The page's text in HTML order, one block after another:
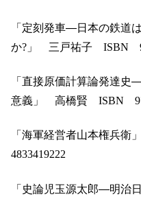
「定刻発車―日本の鉄道
か? 」 三戸祐子 ISBN
「直接原価計算論発達
意義」 高橋賢 ISBN
「海軍経営者山本権兵衛
4833419222
「史論児玉源太郎―明